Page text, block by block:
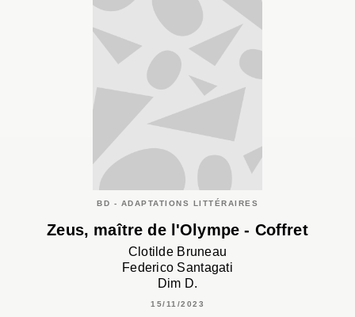
BD - ADAPTATIONS LITTÉRAIRES
Zeus, maître de l'Olympe - Coffret
Clotilde Bruneau
Federico Santagati
Dim D.
15/11/2023